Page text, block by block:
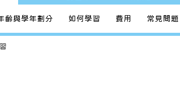
齡與學年劃分 如何學習 費用 常見問題